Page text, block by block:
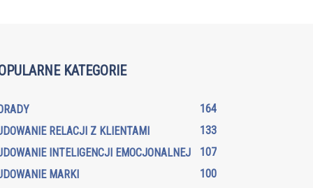
KATEGORIE
164
RELACJI Z KLIENTAMI
133
INTELIGENCJI EMOCJONALNEJ
107
MARKI
100